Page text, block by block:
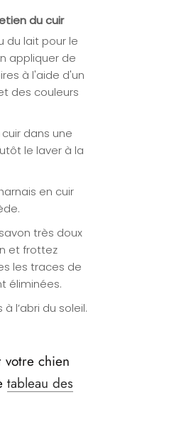
du cuir
du lait pour le
appliquer de
à l'aide d'un
des couleurs
dans une
le laver à la
en cuir
très doux
et frottez
les traces de
éliminées.
l’abri du soleil.
votre chien
tableau des